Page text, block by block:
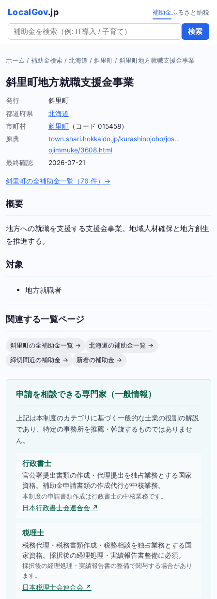
LocalGov.jp
検索
補助金ふるさと納税
ホーム / 補助金検索 / 北海道 / 斜里町 / 斜里町地方就職支援金事業
斜里町地方就職支援金事業
発行
斜里町
都道府県
北海道
市町村
斜里町 （コード 015458）
原典
town.shari.hokkaido.jp/kurashinojoho/jos…
ojimmuke/3608.html
最終確認
2026-07-21
斜里町の全補助金一覧（76 件）→
概要
地方への就職を支援する支援金事業。地域人材確保と地方創生
を推進する。
対象
地方就職者
関連する一覧ページ
斜里町の全補助金一覧 →
北海道の補助金一覧 →
締切間近の補助金 →
新着の補助金 →
申請を相談できる専門家（一般情報）
上記は本制度のカテゴリに基づく一般的な士業の役割の解説
であり、特定の事務所を推薦・斡旋するものではありませ
ん。
行政書士
官公署提出書類の作成・代理提出を独占業務とする国家
資格。補助金申請書類の作成代行が中核業務。
本制度の申請書類作成は行政書士の中核業務です。
日本行政書士会連合会 ↗
税理士
税務代理・税務書類作成・税務相談を独占業務とする国
家資格。採択後の経理処理・実績報告書整備に必須。
採択後の経理処理・実績報告書の整備で関与する場合があり
ます。
日本税理士会連合会 ↗